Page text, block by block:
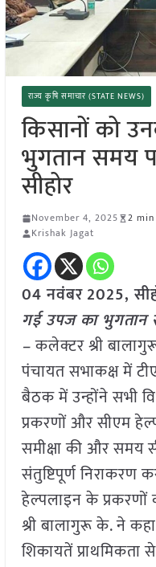
राज्य कृषि समाचार (STATE NEWS)
किसानों को
भुगतान समय
सीहोर
November 4, 2025 2
Krishak Jagat
04 नवंबर2025,
गई उपज का भुगतान
–कलेक्टर श्री
पंचायत सभाकक्ष में
बैठक में उन्होंने सभी
प्रकरणों और सीएम
समीक्षा की और समय
संतुष्टिपूर्ण निराकरण
हेल्पलाइन के प्रकरणों
श्री बालागुरू के. ने
शिकायतें प्राथमिकता